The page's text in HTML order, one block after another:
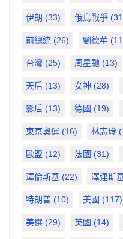
伊朗 (33) 俄烏戰爭
前總統 (26) 劉德華
台灣 (25) 周星馳 (13)
天后 (13) 女神 (28)
影后 (13) 德國 (19)
東京奧運 (16) 林志玲
歐盟 (12) 法國 (31)
澤倫斯基 (22) 澤連斯
特朗普 (10) 美國 (117)
美選 (29) 英國 (14)